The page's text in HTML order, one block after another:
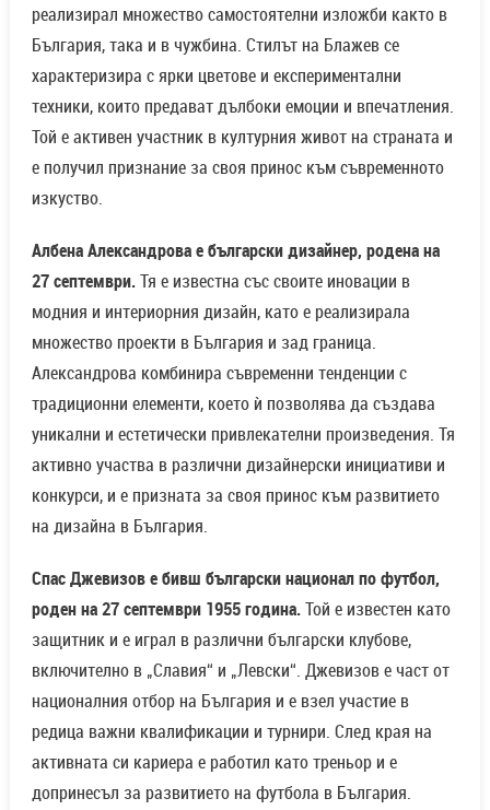
реализирал множество самостоятелни изложби както в
България, така и в чужбина. Стилът на Блажев се
характеризира с ярки цветове и експериментални
техники, които предават дълбоки емоции и впечатления.
Той е активен участник в културния живот на страната и
е получил признание за своя принос към съвременното
изкуство.
Албена Александрова е български дизайнер, родена на
27 септември.Тя е известна със своите иновации в
модния и интериорния дизайн, като е реализирала
множество проекти в България и зад граница.
Александрова комбинира съвременни тенденции с
традиционни елементи, което ѝ позволява да създава
уникални и естетически привлекателни произведения. Тя
активно участва в различни дизайнерски инициативи и
конкурси, и е призната за своя принос към развитието
на дизайна в България.
Спас Джевизов е бивш български национал по футбол,
роден на 27 септември 1955 година.Той е известен като
защитник и е играл в различни български клубове,
включително в „Славия“ и „Левски“. Джевизов е част от
националния отбор на България и е взел участие в
редица важни квалификации и турнири. След края на
активната си кариера е работил като треньор и е
допринесъл за развитието на футбола в България.